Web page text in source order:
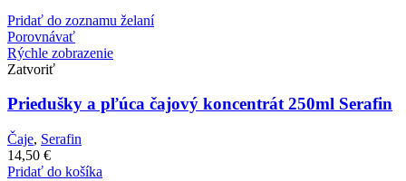
Pridať do zoznamu želaní
Porovnávať
Rýchle zobrazenie
Zatvoriť
Priedušky a pľúca čajový koncentrát 250ml Serafin
Čaje, Serafin
14,50 €
Pridať do košíka